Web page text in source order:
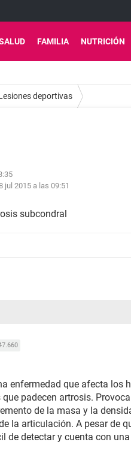
FAMILIA NUTRICIÓN
deportivas
jul 2015 a las 09:51
subcondral
enfermedad que afecta los
padecen artrosis.
de la masa y la
la articulación. A pesar de
de detectar y cuenta con